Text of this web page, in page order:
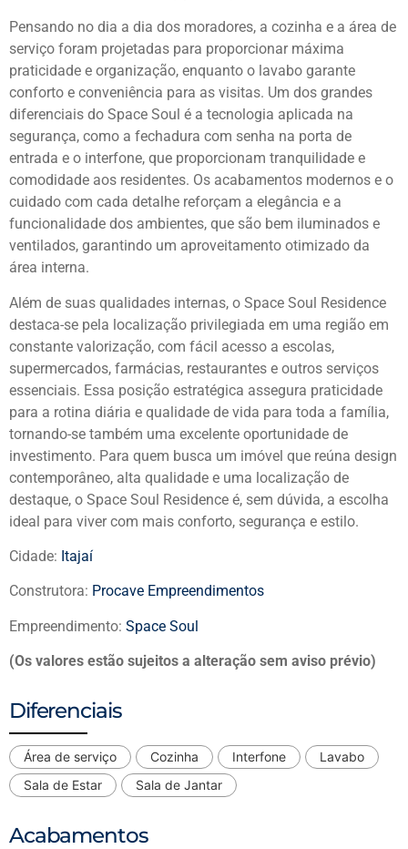
Pensando no dia a dia dos moradores, a cozinha e a área de
serviço foram projetadas para proporcionar máxima
praticidade e organização, enquanto o lavabo garante
conforto e conveniência para as visitas. Um dos grandes
diferenciais do Space Soul é a tecnologia aplicada na
segurança, como a fechadura com senha na porta de
entrada e o interfone, que proporcionam tranquilidade e
comodidade aos residentes. Os acabamentos modernos e o
cuidado com cada detalhe reforçam a elegância e a
funcionalidade dos ambientes, que são bem iluminados e
ventilados, garantindo um aproveitamento otimizado da
área interna.
Além de suas qualidades internas, o Space Soul Residence
destaca-se pela localização privilegiada em uma região em
constante valorização, com fácil acesso a escolas,
supermercados, farmácias, restaurantes e outros serviços
essenciais. Essa posição estratégica assegura praticidade
para a rotina diária e qualidade de vida para toda a família,
tornando-se também uma excelente oportunidade de
investimento. Para quem busca um imóvel que reúna design
contemporâneo, alta qualidade e uma localização de
destaque, o Space Soul Residence é, sem dúvida, a escolha
ideal para viver com mais conforto, segurança e estilo.
Cidade: Itajaí
Construtora: Procave Empreendimentos
Empreendimento: Space Soul
(Os valores estão sujeitos a alteração sem aviso prévio)
Diferenciais
Área de serviço Cozinha Interfone
Lavabo
Sala de Estar
Sala de Jantar
Acabamentos